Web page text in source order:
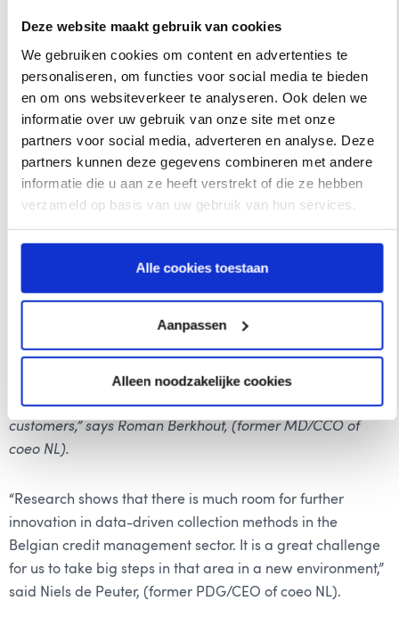
Deze website maakt gebruik van cookies
We gebruiken cookies om content en advertenties te
personaliseren, om functies voor social media te bieden
en om ons websiteverkeer te analyseren. Ook delen we
informatie over uw gebruik van onze site met onze
partners voor social media, adverteren en analyse. Deze
partners kunnen deze gegevens combineren met andere
informatie die u aan ze heeft verstrekt of die ze hebben
verzameld op basis van uw gebruik van hun services.
Alle cookies toestaan
Aanpassen
Alleen noodzakelijke cookies
coeo is experiencing on a European level.
With a branch office in Belgium, coeo will be able to better
align its services to local needs from its own social and
cultural environment. coeo clients will also benefit from
operational efficiency advantages. Nikolaas De Donder
(former branch manager) will manage and further assist
the operational team.
for a team of 12 employees. In the autumn of 2021, coeo
“Thanks to the opening of an office in Belgium, coeo can
serve Belgian clients much better. The local colleagues
speak the language and feel at home in the socio-cultural
environment. This improves the dialogue with our clients’
customers,” says Roman Berkhout, (former MD/CCO of
coeo NL).
“Research shows that there is much room for further
innovation in data-driven collection methods in the
Belgian credit management sector. It is a great challenge
for us to take big steps in that area in a new environment,”
said Niels de Peuter, (former PDG/CEO of coeo NL).